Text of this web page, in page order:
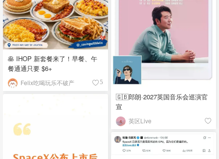
🥞 IHOP 新套餐来了！早餐、午
餐通通只要 $6+
Felix吃喝玩乐不破产 5
🇬🇧郎朗·2027英国音乐会巡演官
宣
英区Live